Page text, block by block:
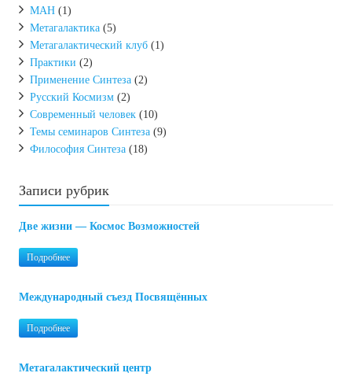
МАН (1)
Метагалактика (5)
Метагалактический клуб (1)
Практики (2)
Применение Синтеза (2)
Русский Космизм (2)
Современный человек (10)
Темы семинаров Синтеза (9)
Философия Синтеза (18)
Записи рубрик
Две жизни — Космос Возможностей
Подробнее
Международный съезд Посвящённых
Подробнее
Метагалактический центр